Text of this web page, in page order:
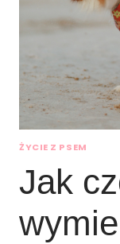
ŻYCIE Z PSEM
Jak